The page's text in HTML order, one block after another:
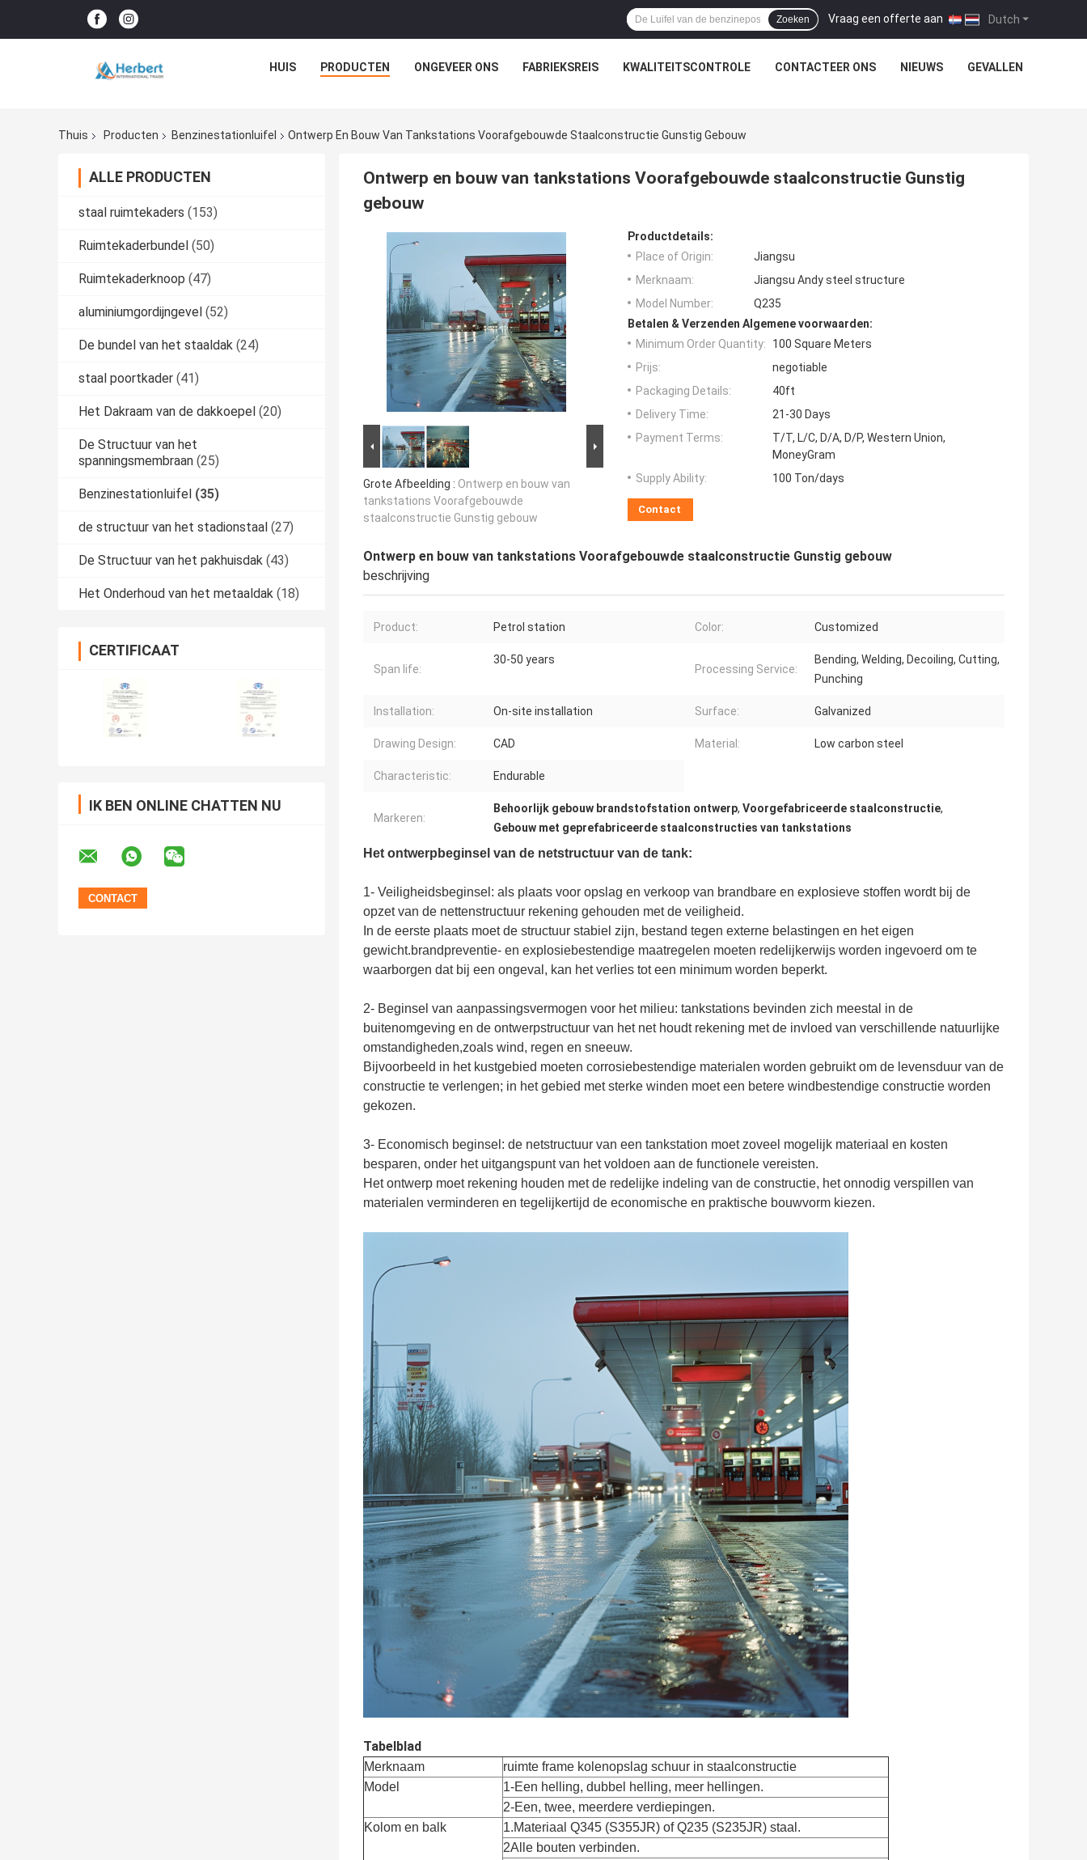
Dutch
Vraag een offerte aan |
Zoeken
HUIS PRODUCTEN ONGEVEER ONS FABRIEKSREIS KWALITEITSCONTROLE CONTACTEER ONS NIEUWS GEVALLEN
Thuis Producten Benzinestationluifel Ontwerp En Bouw Van Tankstations Voorafgebouwde Staalconstructie Gunstig Gebouw
ALLE PRODUCTEN
staal ruimtekaders (153)
Ruimtekaderbundel (50)
Ruimtekaderknoop (47)
aluminiumgordijngevel (52)
De bundel van het staaldak (24)
staal poortkader (41)
Het Dakraam van de dakkoepel (20)
De Structuur van het
spanningsmembraan (25)
Benzinestationluifel (35)
de structuur van het stadionstaal (27)
De Structuur van het pakhuisdak (43)
Het Onderhoud van het metaaldak (18)
CERTIFICAAT
IK BEN ONLINE CHATTEN NU
Ontwerp en bouw van tankstations Voorafgebouwde staalconstructie Gunstig
gebouw
Grote Afbeelding : Ontwerp en bouw van
tankstations Voorafgebouwde
staalconstructie Gunstig gebouw
Productdetails:
Place of Origin:
Jiangsu
Merknaam:
Jiangsu Andy steel structure
Model Number:
Q235
Betalen & Verzenden Algemene voorwaarden:
Minimum Order Quantity:
100 Square Meters
Prijs:
negotiable
Packaging Details:
40ft
Delivery Time:
21-30 Days
Payment Terms:
T/T, L/C, D/A, D/P, Western Union,
MoneyGram
Supply Ability:
100 Ton/days
Contact
Ontwerp en bouw van tankstations Voorafgebouwde staalconstructie Gunstig gebouw
beschrijving
Product: Petrol station Color: Customized
Span life:
30-50 years
Processing Service:
Bending, Welding, Decoiling, Cutting,
Punching
Installation: On-site installation Surface: Galvanized
Drawing Design: CAD Material: Low carbon steel
Characteristic: Endurable
Markeren:
Behoorlijk gebouw brandstofstation ontwerp, Voorgefabriceerde staalconstructie,
Gebouw met geprefabriceerde staalconstructies van tankstations
Het ontwerpbeginsel van de netstructuur van de tank:
1- Veiligheidsbeginsel: als plaats voor opslag en verkoop van brandbare en explosieve stoffen wordt bij de
opzet van de nettenstructuur rekening gehouden met de veiligheid.
In de eerste plaats moet de structuur stabiel zijn, bestand tegen externe belastingen en het eigen
gewicht.brandpreventie- en explosiebestendige maatregelen moeten redelijkerwijs worden ingevoerd om te
waarborgen dat bij een ongeval, kan het verlies tot een minimum worden beperkt.
2- Beginsel van aanpassingsvermogen voor het milieu: tankstations bevinden zich meestal in de
buitenomgeving en de ontwerpstructuur van het net houdt rekening met de invloed van verschillende natuurlijke
omstandigheden,zoals wind, regen en sneeuw.
Bijvoorbeeld in het kustgebied moeten corrosiebestendige materialen worden gebruikt om de levensduur van de
constructie te verlengen; in het gebied met sterke winden moet een betere windbestendige constructie worden
gekozen.
3- Economisch beginsel: de netstructuur van een tankstation moet zoveel mogelijk materiaal en kosten
besparen, onder het uitgangspunt van het voldoen aan de functionele vereisten.
Het ontwerp moet rekening houden met de redelijke indeling van de constructie, het onnodig verspillen van
materialen verminderen en tegelijkertijd de economische en praktische bouwvorm kiezen.
Tabelblad
Merknaam
ruimte frame kolenopslag schuur in staalconstructie
Model
1-Een helling, dubbel helling, meer hellingen.
2-Een, twee, meerdere verdiepingen.
Kolom en balk
1.Materiaal Q345 (S355JR) of Q235 (S235JR) staal.
2Alle bouten verbinden.